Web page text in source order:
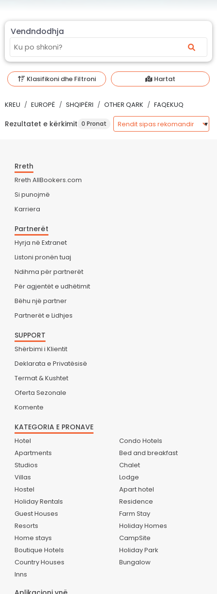
Vendndodhja
Klasifikoni dhe Filtroni Hartat
KREU EUROPË SHQIPËRI OTHER QARK FAQEKUQ
Rezultatet e kërkimit 0 Pronat
Rreth
Rreth AllBookers.com
Si punojmë
Karriera
Partnerët
Hyrja në Extranet
Listoni pronën tuaj
Ndihma për partnerët
Për agjentët e udhëtimit
Bëhu një partner
Partnerët e Lidhjes
SUPPORT
Shërbimi i Klientit
Deklarata e Privatësisë
Termat & Kushtet
Oferta Sezonale
Komente
KATEGORIA E PRONAVE
Hotel
Apartments
Studios
Villas
Hostel
Holiday Rentals
Guest Houses
Resorts
Home stays
Boutique Hotels
Country Houses
Inns
Condo Hotels
Bed and breakfast
Chalet
Lodge
Apart hotel
Residence
Farm Stay
Holiday Homes
CampSite
Holiday Park
Bungalow